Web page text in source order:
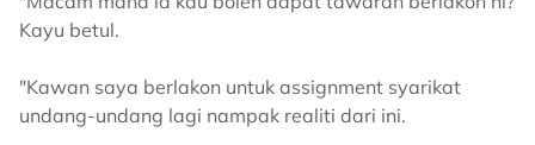
Kayu betul.
"Kawan saya berlakon untuk assignment syarikat
undang-undang lagi nampak realiti dari ini.